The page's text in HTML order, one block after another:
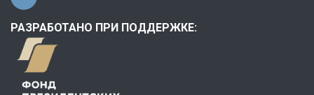
РАЗРАБОТАНО ПРИ ПОДДЕРЖКЕ: